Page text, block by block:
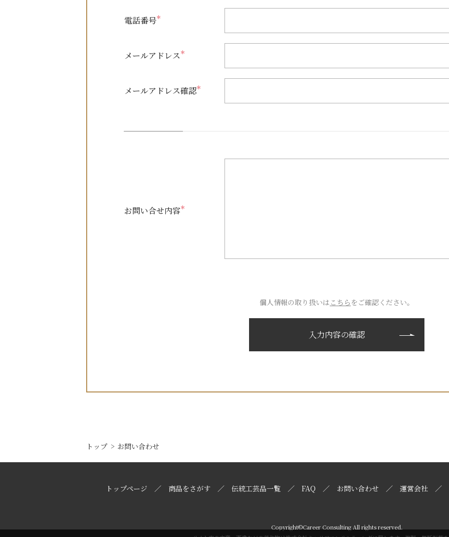
電話番号＊
メールアドレス ＊
メールアドレス確認＊
お問い合せ内容＊
個人情報の取り扱いは こちら をご確認ください。
トップ お問い合わせ
トップページ 商品をさがす 伝統工芸品一覧 FAQ お問い合わせ 運営会社
Copyright©Career Consulting All rights reserved.